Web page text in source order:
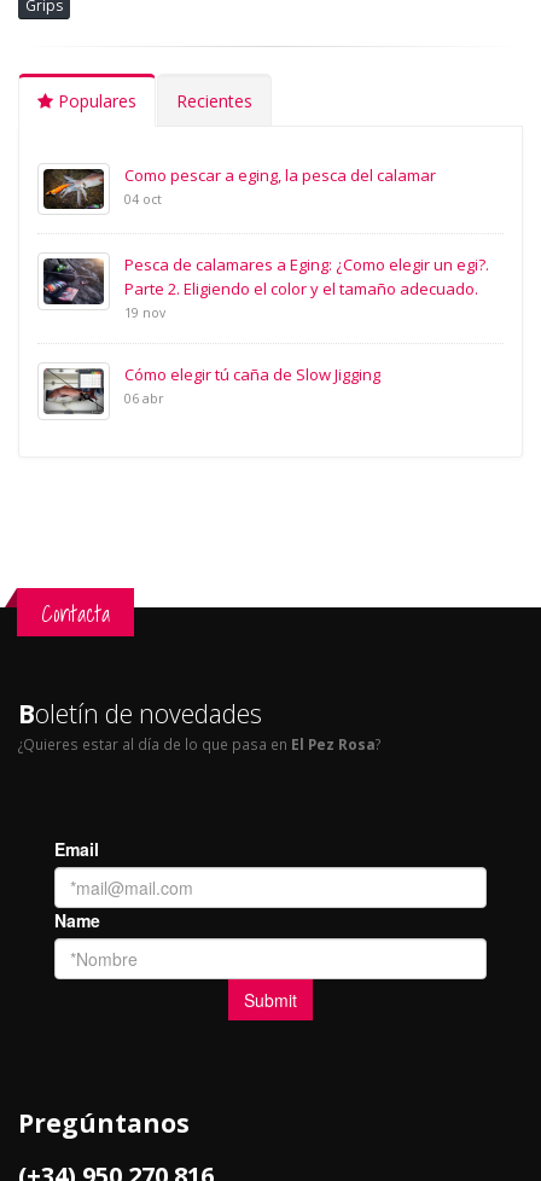
Grips
Populares Recientes
Como pescar a eging, la pesca del calamar
04 oct
Pesca de calamares a Eging: ¿Como elegir un egi?.
Parte 2. Eligiendo el color y el tamaño adecuado.
19 nov
Cómo elegir tú caña de Slow Jigging
06 abr
Contacta
Boletín de novedades
¿Quieres estar al día de lo que pasa en El Pez Rosa?
Pregúntanos